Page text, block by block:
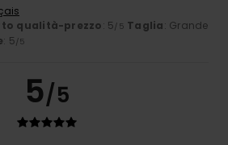
qualità-prezzo: 5 /5 Taglia: Grande
: 5 /5
5/5